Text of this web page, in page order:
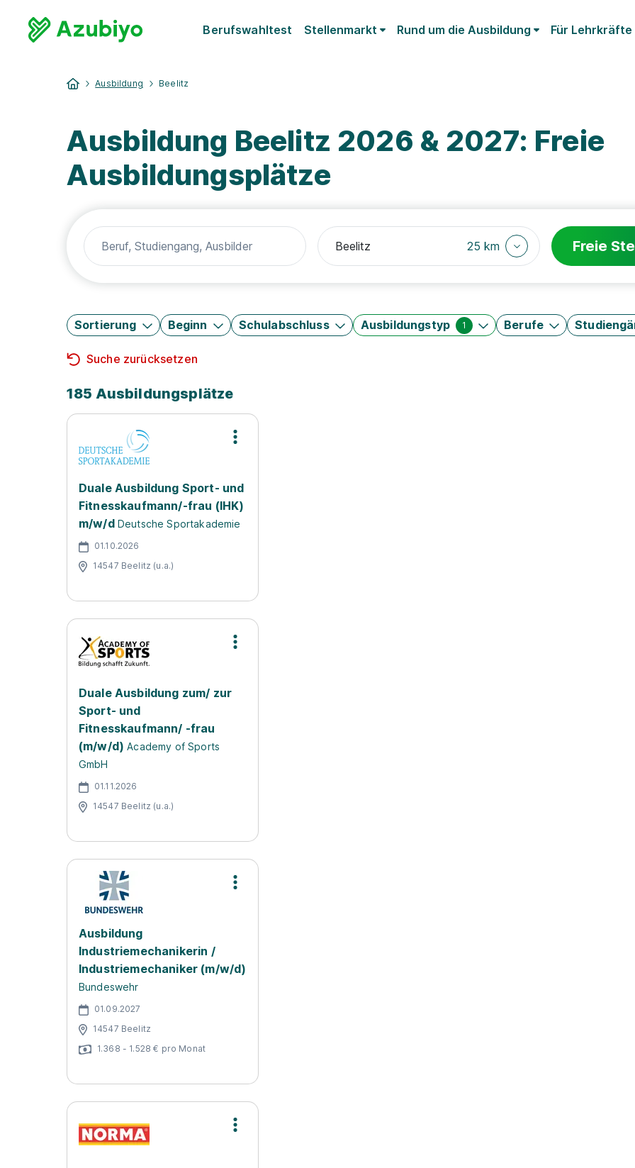
Berufswahltest Stellenmarkt Rund um die Ausbildung Für Lehrkräfte
Ausbildung Beelitz
Ausbildung Beelitz 2026 & 2027: Freie
Ausbildungsplätze
25 km Freie
Sortierung Beginn Schulabschluss Ausbildungstyp 1 Berufe
Suche zurücksetzen
185 Ausbildungsplätze
Duale Ausbildung Sport- und
Fitnesskaufmann/-frau (IHK)
m/w/d Deutsche Sportakademie
01.10.2026
14547 Beelitz (u.a.)
Duale Ausbildung zum/ zur
Sport- und
Fitnesskaufmann/ -frau
(m/w/d) Academy of Sports
GmbH
01.11.2026
14547 Beelitz (u.a.)
Ausbildung
Industriemechanikerin /
Industriemechaniker (m/w/d)
Bundeswehr
01.09.2027
14547 Beelitz
1.368 - 1.528 € pro Monat